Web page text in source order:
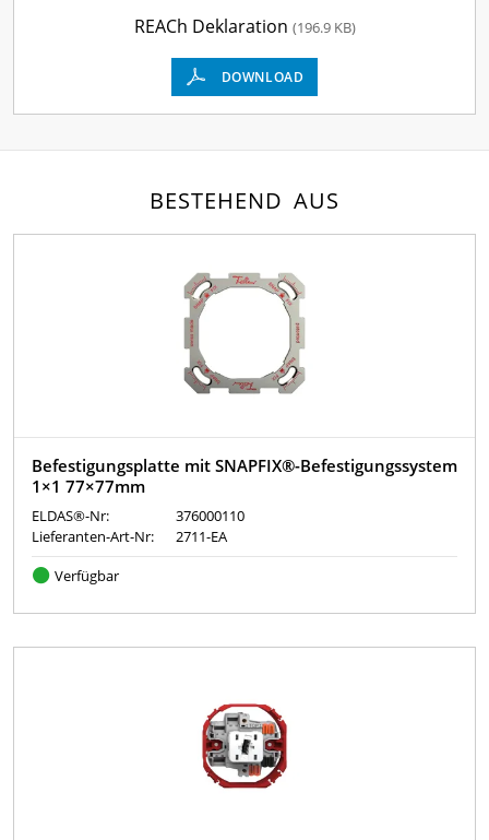
REACh Deklaration (196.9 KB)
DOWNLOAD
BESTEHEND AUS
Befestigungsplatte mit SNAPFIX®-Befestigungssystem
1×1 77×77mm
ELDAS®-Nr:
376000110
Lieferanten-Art-Nr:
2711-EA
Verfügbar